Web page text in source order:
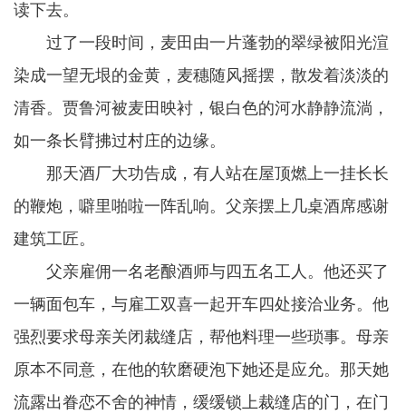
读下去。
过了一段时间，麦田由一片蓬勃的翠绿被阳光渲
染成一望无垠的金黄，麦穗随风摇摆，散发着淡淡的
清香。贾鲁河被麦田映衬，银白色的河水静静流淌，
如一条长臂拂过村庄的边缘。
那天酒厂大功告成，有人站在屋顶燃上一挂长长
的鞭炮，噼里啪啦一阵乱响。父亲摆上几桌酒席感谢
建筑工匠。
父亲雇佣一名老酿酒师与四五名工人。他还买了
一辆面包车，与雇工双喜一起开车四处接洽业务。他
强烈要求母亲关闭裁缝店，帮他料理一些琐事。母亲
原本不同意，在他的软磨硬泡下她还是应允。那天她
流露出眷恋不舍的神情，缓缓锁上裁缝店的门，在门